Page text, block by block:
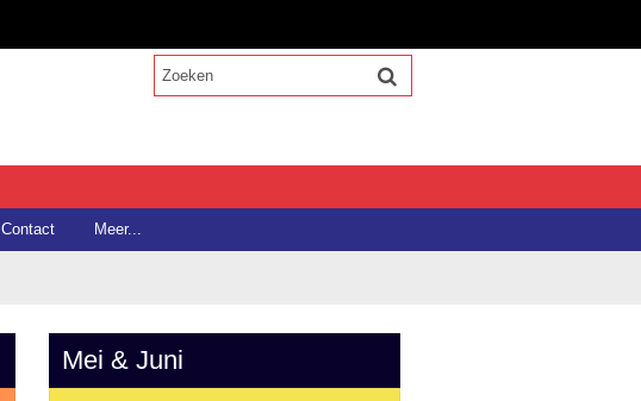
Contact Meer...
Mei & Juni